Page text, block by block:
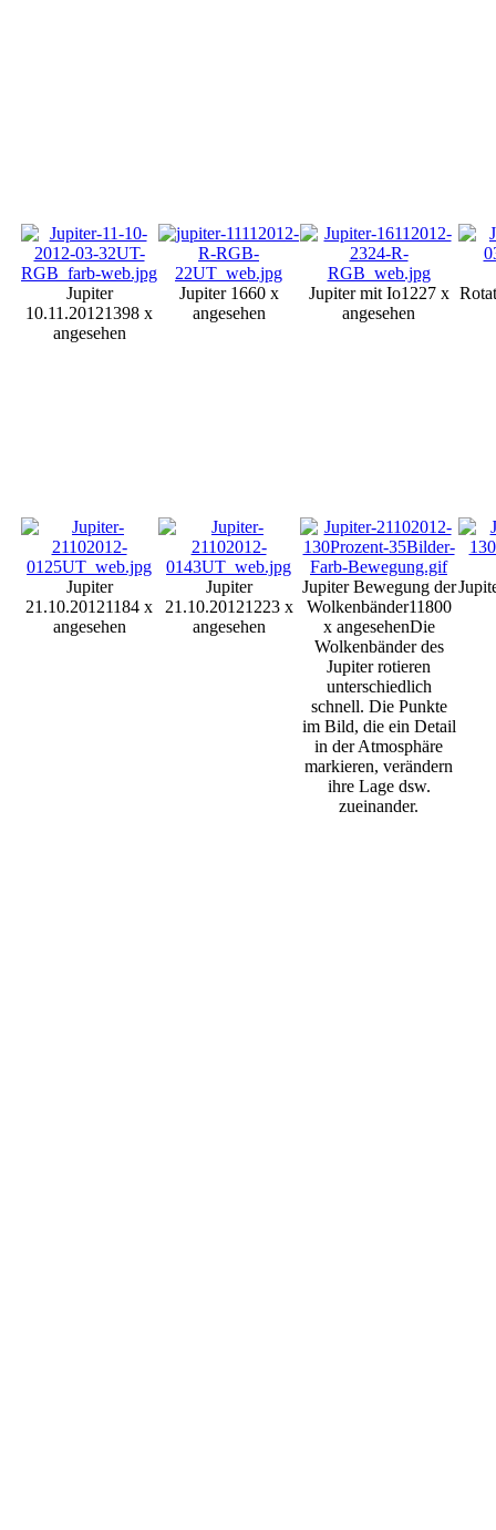
Jupiter
10.11.20121398 x
angesehen
Jupiter 1660 x
angesehen
Jupiter mit Io1227 x
angesehen
Jupiter
21.10.20121184 x
angesehen
Jupiter
21.10.20121223 x
angesehen
Jupiter Bewegung der
Wolkenbänder11800
x angesehenDie
Wolkenbänder des
Jupiter rotieren
unterschiedlich
schnell. Die Punkte
im Bild, die ein Detail
in der Atmosphäre
markieren, verändern
ihre Lage dsw.
zueinander.